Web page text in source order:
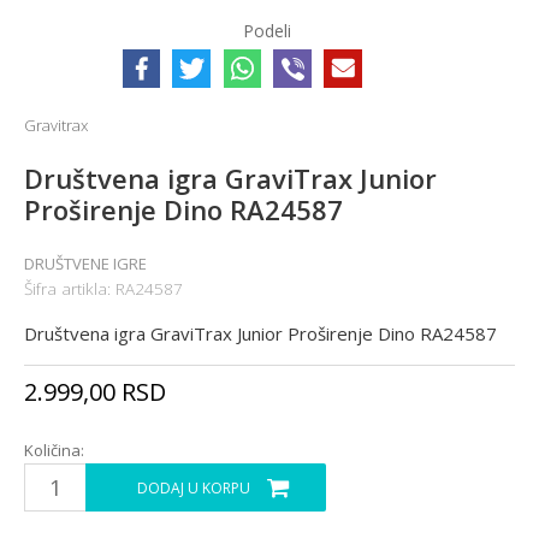
Podeli
Gravitrax
Društvena igra GraviTrax Junior
Proširenje Dino RA24587
DRUŠTVENE IGRE
Šifra artikla: RA24587
Društvena igra GraviTrax Junior Proširenje Dino RA24587
2.999,00 RSD
Količina:
DODAJ U KORPU